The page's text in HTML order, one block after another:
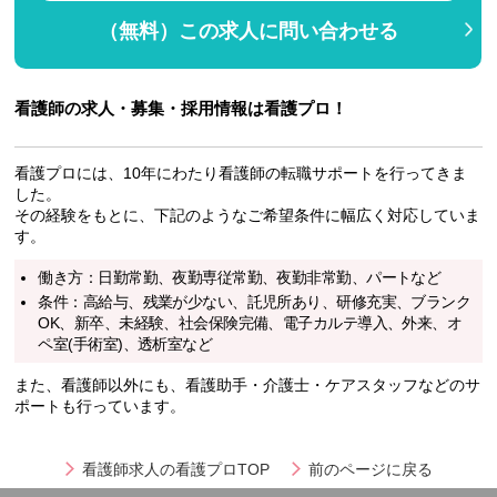
（無料）この求人に問い合わせる
看護師の求人・募集・採用情報は看護プロ！
看護プロには、10年にわたり看護師の転職サポートを行ってきま
した。
その経験をもとに、下記のようなご希望条件に幅広く対応していま
す。
働き方：日勤常勤、夜勤専従常勤、夜勤非常勤、パートなど
条件：高給与、残業が少ない、託児所あり、研修充実、ブランク
OK、新卒、未経験、社会保険完備、電子カルテ導入、外来、オ
ペ室(手術室)、透析室など
また、看護師以外にも、看護助手・介護士・ケアスタッフなどのサ
ポートも行っています。
看護師求人の看護プロTOP 前のページに戻る